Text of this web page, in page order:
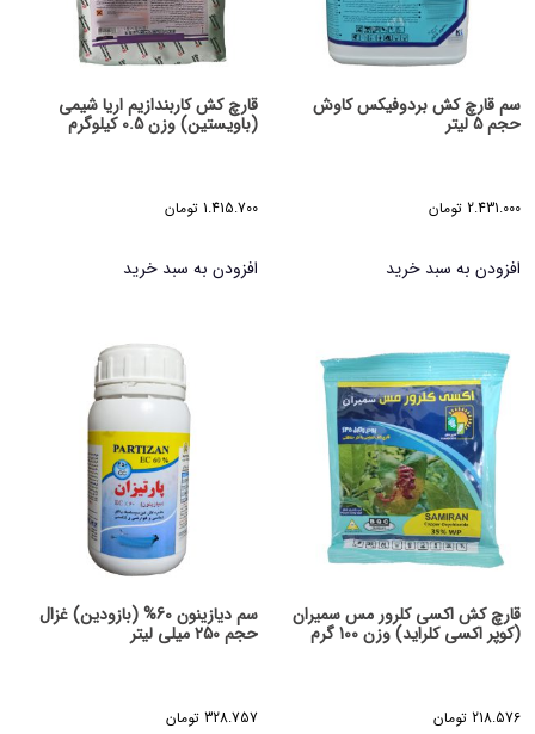
سم قارچ کش بردوفیکس کاوش
حجم 5 لیتر
2.431.000 تومان
افزودن به سبد خرید
قارچ کش کاربندازیم اریا شیمی
(باویستین) وزن 0.5 کیلوگرم
1.415.700 تومان
افزودن به سبد خرید
قارچ کش اکسی کلرور مس سمیران
(کوپر اکسی کلراید) وزن 100 گرم
218.576 تومان
سم دیازینون 60% (بازودین) غزال
حجم 250 میلی لیتر
328.757 تومان